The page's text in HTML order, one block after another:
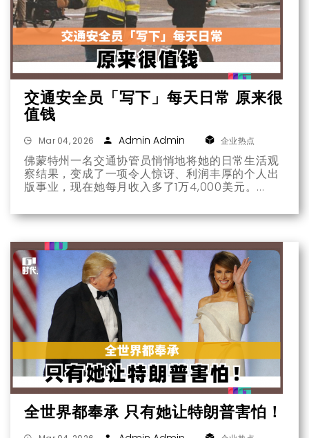
交通安全员「写下」每天日常 原来很
值钱
Mar 04, 2026 Admin Admin 企业热点
佛蒙特州一名交通协管员悄悄地将她的日常生活观
察结果，变成了一项令人惊讶、利润丰厚的个人出
版事业，现在她每月收入多了1万4,000美元。
全世界都奉承 只有她让特朗普害怕！